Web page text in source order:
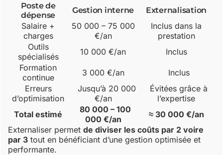
Poste de
dépense
Gestion interne Externalisation
Salaire +
charges
50 000 – 75 000
€/an
Inclus dans la
prestation
Outils
spécialisés
10 000 €/an
Inclus
Formation
continue
3 000 €/an
Inclus
Erreurs
d’optimisation
Jusqu’à 20 000
€/an
Évitées grâce à
l’expertise
Total estimé
80 000 – 100
000 €/an
≈ 30 000 €/an
Externaliser permetde diviser les coûts par 2 voire
par 3 tout en bénéficiant d’une gestion optimisée et
performante.